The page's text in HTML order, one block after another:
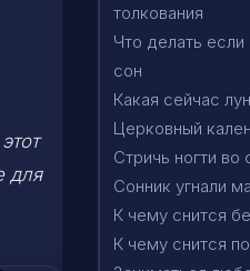
для
толкования
Что делать если
сон
Какая сейчас
Церковный
Стричь ногти во
Сонник угнали
К чему снится
К чему снится